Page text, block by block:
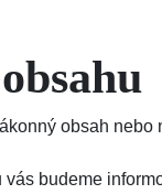
obsah
budeme